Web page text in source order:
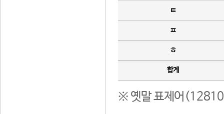
ㅌ
ㅍ
ㅎ
합계
※ 옛말 표제어(12810